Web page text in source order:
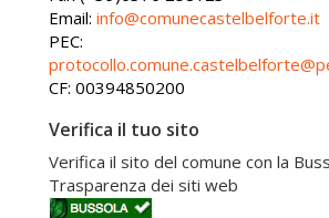
Email: info@comunecastelbelforte.it
PEC:
CF: 00394850200
Verifica il tuo sito
Verifica il sito del comune con la
Trasparenza dei siti web